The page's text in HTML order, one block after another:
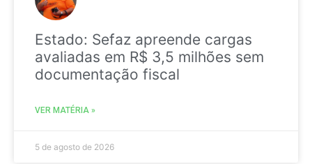
Estado: Sefaz apreende cargas
avaliadas em R$ 3,5 milhões sem
documentação fiscal
VER MATÉRIA »
5 de agosto de 2026